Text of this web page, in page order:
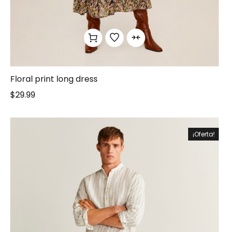
Floral print long dress
$29.99
¡Oferta!